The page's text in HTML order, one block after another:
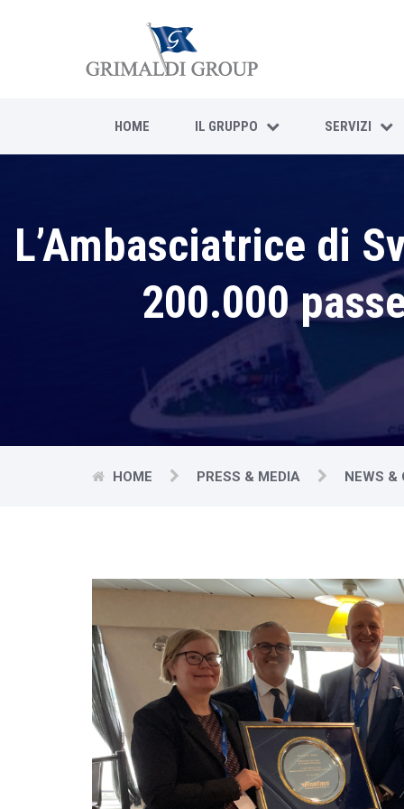
HOME IL GRUPPO SERVIZI
L’Ambasciatrice di
200.000
HOME PRESS & MEDIA NEWS &